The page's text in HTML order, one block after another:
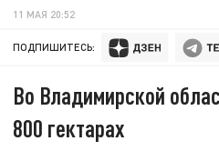
11 МАЯ 20:52
ПОДПИШИТЕСЬ:
Во Владимирской
800 гектарах